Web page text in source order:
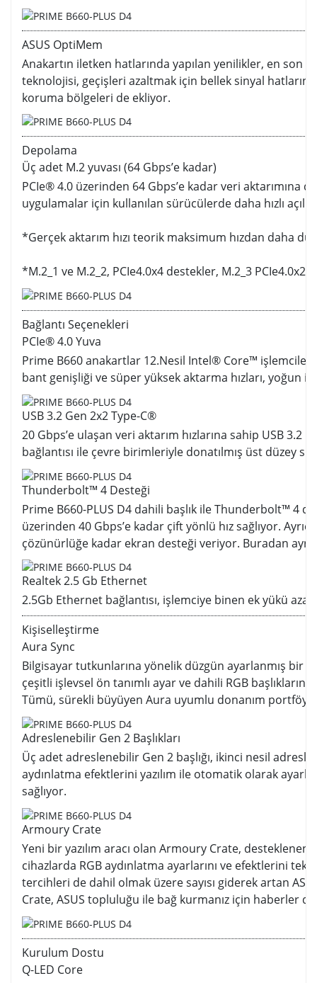
ASUS OptiMem
Anakartın iletken hatlarında yapılan yenilikler, en son
teknolojisi, geçişleri azaltmak için bellek sinyal
koruma bölgeleri de ekliyor.
Depolama
Üç adet M.2 yuvası (64 Gbps’e kadar)
PCIe® 4.0 üzerinden 64 Gbps’e kadar veri aktarımına
uygulamalar için kullanılan sürücülerde daha hızlı
*Gerçek aktarım hızı teorik maksimum hızdan daha
*M.2_1 ve M.2_2, PCIe4.0x4 destekler, M.2_3 PCIe4.0x2
Bağlantı Seçenekleri
PCIe® 4.0 Yuva
Prime B660 anakartlar 12.Nesil Intel® Core™ işlemciler
bant genişliği ve süper yüksek aktarma hızları, yoğun
USB 3.2 Gen 2x2 Type-C®
20 Gbps’e ulaşan veri aktarım hızlarına sahip USB 3.2
bağlantısı ile çevre birimleriyle donatılmış üst düzey
Thunderbolt™ 4 Desteği
Prime B660-PLUS D4 dahili başlık ile Thunderbolt™ 4
üzerinden 40 Gbps’e kadar çift yönlü hız sağlıyor.
çözünürlüğe kadar ekran desteği veriyor. Buradan
Realtek 2.5 Gb Ethernet
2.5Gb Ethernet bağlantısı, işlemciye binen ek yükü
Kişiselleştirme
Aura Sync
Bilgisayar tutkunlarına yönelik düzgün ayarlanmış bir
çeşitli işlevsel ön tanımlı ayar ve dahili RGB
Tümü, sürekli büyüyen Aura uyumlu donanım
Adreslenebilir Gen 2 Başlıkları
Üç adet adreslenebilir Gen 2 başlığı, ikinci nesil
aydınlatma efektlerini yazılım ile otomatik olarak
sağlıyor.
Armoury Crate
Yeni bir yazılım aracı olan Armoury Crate,
cihazlarda RGB aydınlatma ayarlarını ve efektlerini tek
tercihleri de dahil olmak üzere sayısı giderek artan
Crate, ASUS topluluğu ile bağ kurmanız için haberler de
Kurulum Dostu
Q-LED Core